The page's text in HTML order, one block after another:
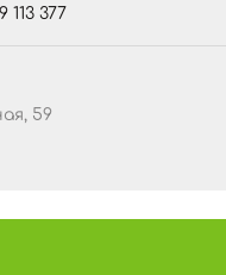
113 377
59